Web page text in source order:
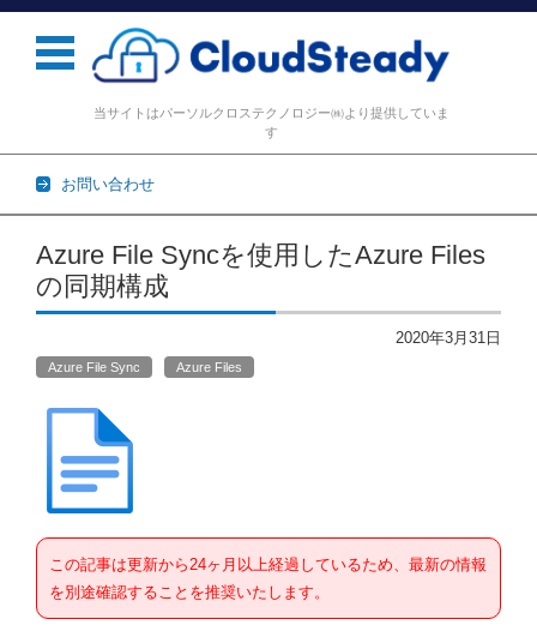
当サイトはパーソルクロステクノロジー㈱より提供していま
す
お問い合わせ
コンテンツに移動
Azure File Syncを使用したAzure Files
の同期構成
2020年3月31日
Azure File Sync Azure Files
この記事は更新から24ヶ月以上経過しているため、最新の情報
を別途確認することを推奨いたします。